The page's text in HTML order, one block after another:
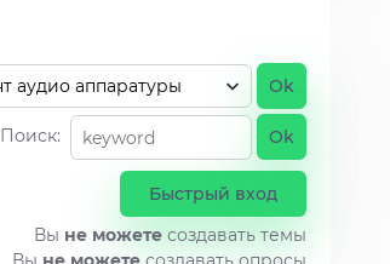
Поиск:
Вы не можете создавать темы